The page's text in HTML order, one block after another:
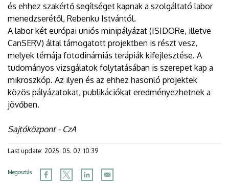
és ehhez szakértő segítséget kapnak a szolgáltató labor
menedzserétől, Rebenku Istvántól.
A labor két európai uniós minipályázat (ISIDORe, illetve
CanSERV) által támogatott projektben is részt vesz,
melyek témája fotodinámiás terápiák kifejlesztése. A
tudományos vizsgálatok folytatásában is szerepet kap a
mikroszkóp. Az ilyen és az ehhez hasonló projektek
közös pályázatokat, publikációkat eredményezhetnek a
jövőben.
Sajtóközpont - CzA
Last update: 2025. 05. 07. 10:39
Megosztás